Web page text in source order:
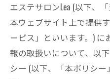
エステサロンLea (以下、
本ウェブサイト上で提供
ービス」といいます。)
報の取扱いについて、以
シー (以下、「本ポリシー